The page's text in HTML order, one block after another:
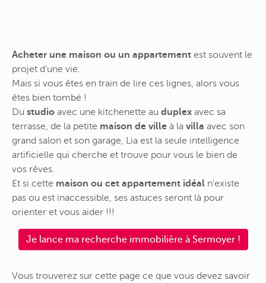
Acheter une maison ou un appartement est souvent le
projet d'une vie.
Mais si vous êtes en train de lire ces lignes, alors vous
êtes bien tombé !
Du studio avec une kitchenette au duplex avec sa
terrasse, de la petite maison de ville à la villa avec son
grand salon et son garage, Lia est la seule intelligence
artificielle qui cherche et trouve pour vous le bien de
vos rêves.
Et si cette maison ou cet appartement idéal n'existe
pas ou est inaccessible, ses astuces seront là pour
orienter et vous aider !!!
Je lance ma recherche immobilière à Sermoyer !
Vous trouverez sur cette page ce que vous devez savoir